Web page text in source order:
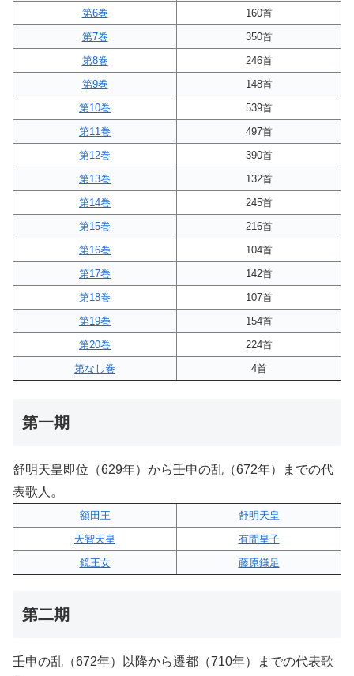
第6巻
160首
第7巻
350首
第8巻
246首
第9巻
148首
第10巻
539首
第11巻
497首
第12巻
390首
第13巻
132首
第14巻
245首
第15巻
216首
第16巻
104首
第17巻
142首
第18巻
107首
第19巻
154首
第20巻
224首
第なし巻
4首
第一期
舒明天皇即位（629年）から壬申の乱（672年）までの代
表歌人。
額田王
舒明天皇
天智天皇
有間皇子
鏡王女
藤原鎌足
第二期
壬申の乱（672年）以降から遷都（710年）までの代表歌